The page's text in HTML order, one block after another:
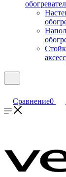
Сравнение0